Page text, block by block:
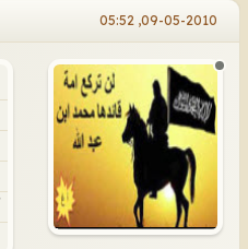
09-05-2010, 05:52